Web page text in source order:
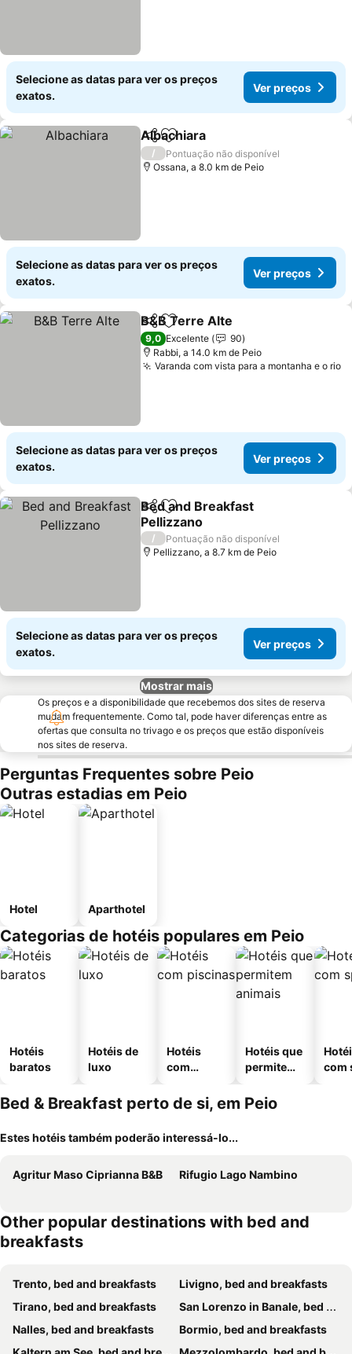
Selecione as datas para ver os preços
exatos.
Ver preços
PartilharAdicionar aos favoritos
Albachiara
/
Pontuação não disponível
Ossana, a 8.0 km de Peio
Selecione as datas para ver os preços
exatos.
Ver preços
PartilharAdicionar aos favoritos
B&B Terre Alte
9,0 Excelente
90
Rabbi, a 14.0 km de Peio
Varanda com vista para a montanha e o rio
Selecione as datas para ver os preços
exatos.
Ver preços
PartilharAdicionar aos favoritos
Bed and Breakfast
Pellizzano
Ver preços
/
Pontuação não disponível
Pellizzano, a 8.7 km de Peio
Selecione as datas para ver os preços
exatos.
Ver preços
Mostrar mais
Os preços e a disponibilidade que recebemos dos sites de reserva
mudam frequentemente. Como tal, pode haver diferenças entre as
ofertas que consulta no trivago e os preços que estão disponíveis
nos sites de reserva.
Perguntas Frequentes sobre Peio
Outras estadias em Peio
Hotel Aparthotel
Categorias de hotéis populares em Peio
Hotéis
baratos
Hotéis de
luxo
Hotéis
com
Hotéis que
permitem
com
Bed & Breakfast perto de si, em Peio
Estes hotéis também poderão interessá-lo...
Agritur Maso Ciprianna B&B Rifugio Lago Nambino
Other popular destinations with bed and
breakfasts
Trento, bed and breakfasts
Livigno, bed and breakfasts
Tirano, bed and breakfasts
San Lorenzo in Banale, bed and breakfasts
Nalles, bed and breakfasts
Bormio, bed and breakfasts